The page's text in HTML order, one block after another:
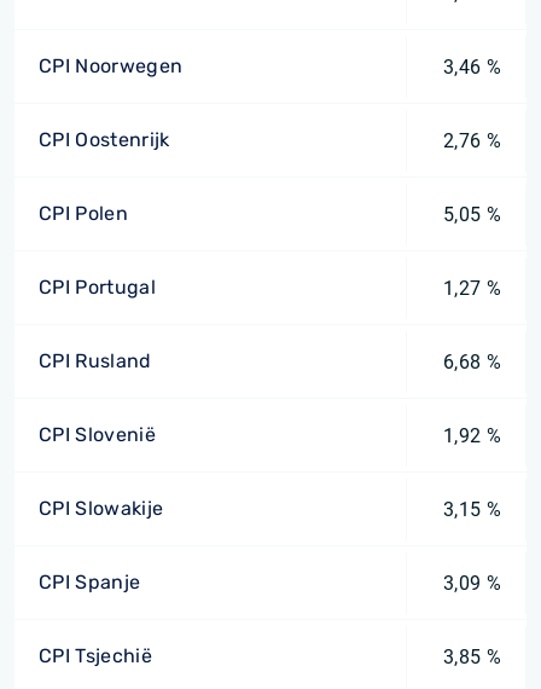
CPI Noorwegen 3,46 %
CPI Oostenrijk 2,76 %
CPI Polen 5,05 %
CPI Portugal 1,27 %
CPI Rusland 6,68 %
CPI Slovenië 1,92 %
CPI Slowakije 3,15 %
CPI Spanje 3,09 %
CPI Tsjechië 3,85 %